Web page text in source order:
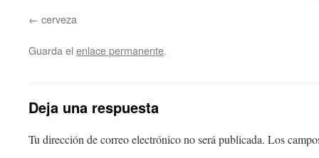
cerveza
Guarda el enlace permanente.
Deja una respuesta
Tu dirección de correo electrónico no será publicada. Los